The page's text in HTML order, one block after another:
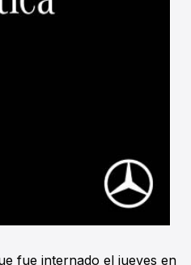
fue internado el jueves en